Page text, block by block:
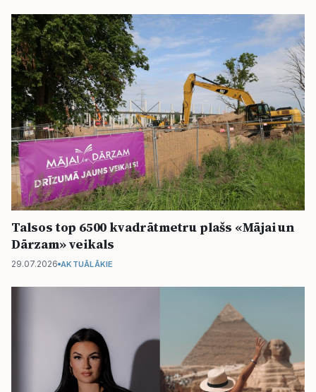
Talsos top 6500 kvadrātmetru plašs «Mājai un
Dārzam» veikals
29.07.2026 AKTUĀLĀKIE